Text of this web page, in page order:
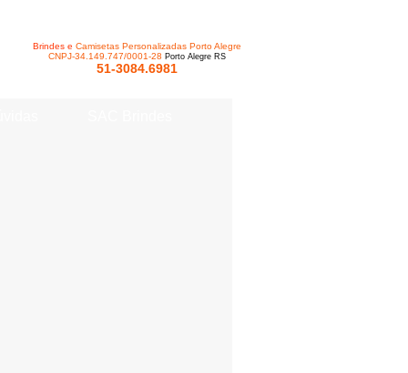
Brindes e Camisetas Personalizadas Porto Alegre
CNPJ-34.149.747/0001-28 Porto Alegre RS
51-3084.6981